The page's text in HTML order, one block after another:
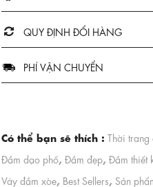
QUY ĐỊNH ĐỔI HÀNG
PHÍ VẬN CHUYỂN
Có thể bạn sẽ thích : Thời trang
Đầm dạo phố, Đầm đẹp, Đầm thiết
Váy đầm xòe, Best Sellers, Sản